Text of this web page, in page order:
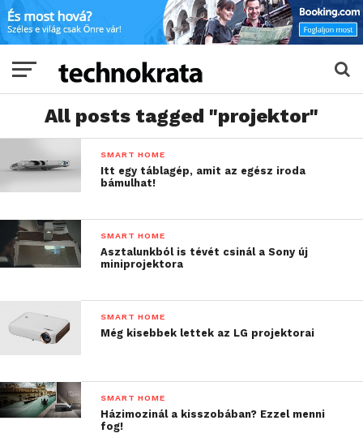
All posts tagged "projektor"
SMART HOME
Itt egy táblagép, amit az egész iroda
bámulhat!
SMART HOME
Asztalunkból is tévét csinál a Sony új
miniprojektora
SMART HOME
Még kisebbek lettek az LG projektorai
SMART HOME
Házimozinál a kisszobában? Ezzel menni
fog!